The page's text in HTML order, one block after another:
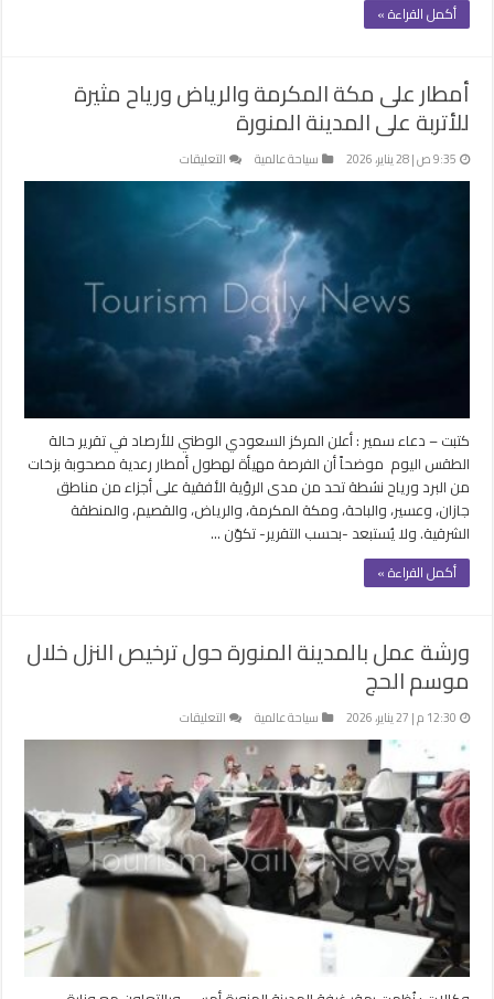
أكمل القراءة »
أمطار على مكة المكرمة والرياض ورياح مثيرة
للأتربة على المدينة المنورة
9:35 ص | 28 يناير، 2026 سياحة عالمية التعليقات
أمطار
ورياح
مثيرة
على
المنورة
مغلقة
كتبت – دعاء سمير : أعلن المركز السعودي الوطني للأرصاد في تقرير حالة
الطقس اليوم موضحاً أن الفرصة مهيأة لهطول أمطار رعدية مصحوبة بزخات
من البرد ورياح نشطة تحد من مدى الرؤية الأفقية على أجزاء من مناطق
جازان، وعسير، والباحة، ومكة المكرمة، والرياض، والقصيم، والمنطقة
الشرقية. ولا يُستبعد -بحسب التقرير- تكوّن …
أكمل القراءة »
ورشة عمل بالمدينة المنورة حول ترخيص النزل خلال
موسم الحج
12:30 م | 27 يناير، 2026 سياحة عالمية التعليقات
ورشة
بالمدينة
المنورة
حول
ترخيص
النزل
خلال
موسم
الحج